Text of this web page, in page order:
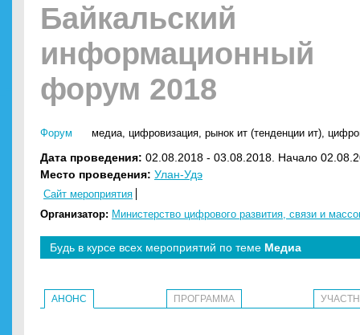
Байкальский
информационный
форум 2018
Форум медиа, цифровизация, рынок ит (тенденции ит),
Дата проведения: 02.08.2018 - 03.08.2018. Начало
Место проведения: Улан-Удэ
Сайт мероприятия
Организатор: Министерство цифрового развития, связи и
Будь в курсе всех мероприятий по теме Медиа
АНОНС ПРОГРАММА